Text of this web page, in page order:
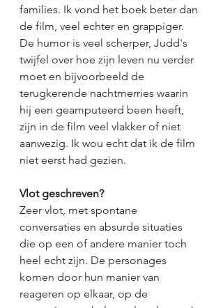
families. Ik vond het boek beter dan
de film, veel echter en grappiger.
De humor is veel scherper, Judd's
twijfel over hoe zijn leven nu verder
moet en bijvoorbeeld de
terugkerende nachtmerries waarin
hij een geamputeerd been heeft,
zijn in de film veel vlakker of niet
aanwezig. Ik wou echt dat ik de film
niet eerst had gezien.
Vlot geschreven?
Zeer vlot, met spontane
conversaties en absurde situaties
die op een of andere manier toch
heel echt zijn. De personages
komen door hun manier van
reageren op elkaar, op de